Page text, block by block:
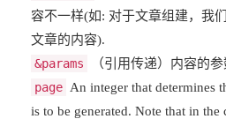
容不一样(如: 对于文章组建，我
文章的内容).
&params
（引用传递）内容的参
page An integer that determines
is to be generated. Note that in